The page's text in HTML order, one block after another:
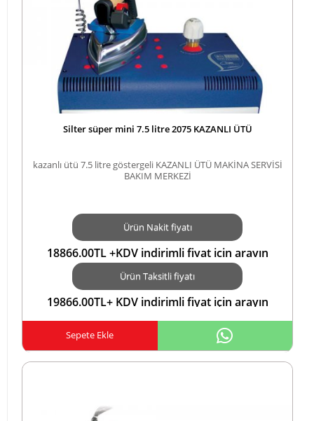
Silter süper mini 7.5 litre 2075 KAZANLI ÜTÜ
kazanlı ütü 7.5 litre göstergeli KAZANLI ÜTÜ MAKİNA SERVİSİ
BAKIM MERKEZİ
Ürün Nakit fiyatı
18866.00TL +KDV indirimli fiyat için arayın
05423552183 KARTA TAKSİTTL
Ürün Taksitli fiyatı
19866.00TL+ KDV indirimli fiyat için arayın
Sepete Ekle